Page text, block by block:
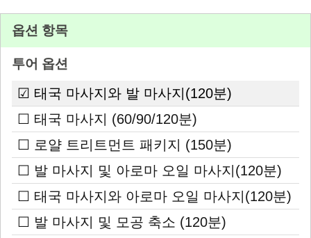
옵션 항목
투어 옵션
☑ 태국 마사지와 발 마사지(120분)
☐ 태국 마사지 (60/90/120분)
☐ 로얄 트리트먼트 패키지 (150분)
☐ 발 마사지 및 아로마 오일 마사지(120분)
☐ 태국 마사지와 아로마 오일 마사지(120분)
☐ 발 마사지 및 모공 축소 (120분)